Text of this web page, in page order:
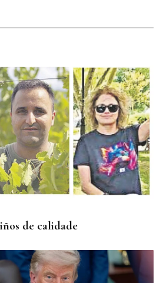
los 50 millones de habitantes
máximo histórico
de calidade